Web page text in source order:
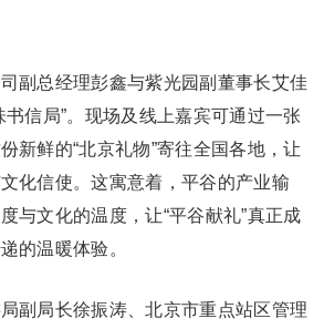
副总经理彭鑫与紫光园副董事长艾佳
书信局”。现场及线上嘉宾可通过一张
新鲜的“北京礼物”寄往全国各地，让
化信使。这寓意着，平谷的产业输
与文化的温度，让“平谷献礼”真正成
的温暖体验。
副局长徐振涛、北京市重点站区管理